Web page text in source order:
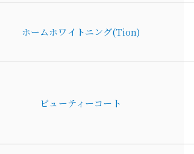
ホームホワイトニング(Tion)
ビューティーコート